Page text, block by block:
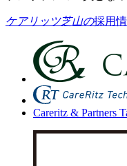
ケアリッツ芝山の採用
Careritz & Partners